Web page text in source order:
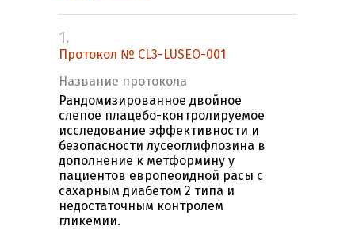
1.
Протокол № CL3-LUSEO-001
Название протокола
Рандомизированное двойное
слепое плацебо-контролируемое
исследование эффективности и
безопасности лусеоглифлозина в
дополнение к метформину у
пациентов европеоидной расы с
сахарным диабетом 2 типа и
недостаточным контролем
гликемии.